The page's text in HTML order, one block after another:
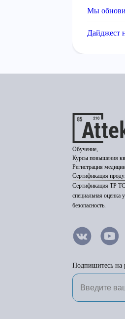
Мы
Дайджест
Обучение,
Курсы повышения
Регистрация
Сертификация
Сертификация ТР
специальная оценка
безопасность.
Подпишитесь на